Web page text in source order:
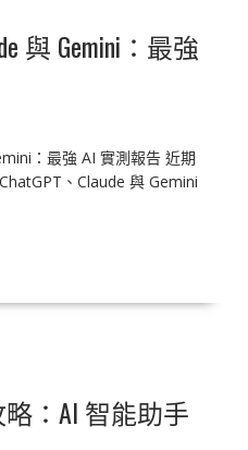
與 Gemini：最強
：最強 AI 實測報告 近期
、Claude 與 Gemini
略：AI 智能助手